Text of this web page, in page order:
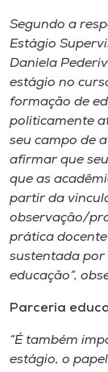
Segundo a
Estágio
Daniela
estágio no
formação de
politicamente
seu campo de
afirmar que
que as
partir da
observação/
prática
sustentada por
educação”,
Parceria
“É também
estágio, o